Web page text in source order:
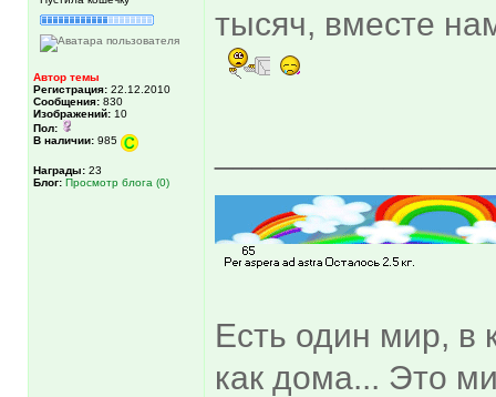
Автор темы
Регистрация: 22.12.2010
Сообщения: 830
Изображений: 10
Пол:
В наличии: 985
Награды: 23
Блог: Просмотр блога (0)
тысяч, вместе
Есть один мир, в
как дома... Это